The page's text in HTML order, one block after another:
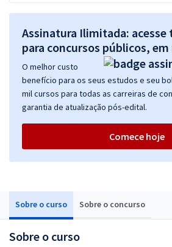
Sobre o curso Sobre o concurso
Sobre o curso
Assinatura Ilimitada: acesse
para concursos públicos,
O melhor custo
benefício para os seus estudos e seu
mil cursos para todas as carreiras de
garantia de atualização pós-edital.
Comece hoje